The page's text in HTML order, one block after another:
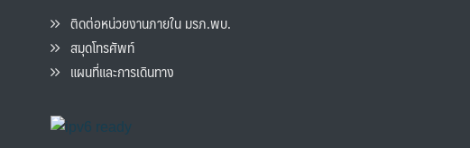
ติดต่อหน่วยงานภายใน มรภ.พบ.
สมุดโทรศัพท์
แผนที่และการเดินทาง